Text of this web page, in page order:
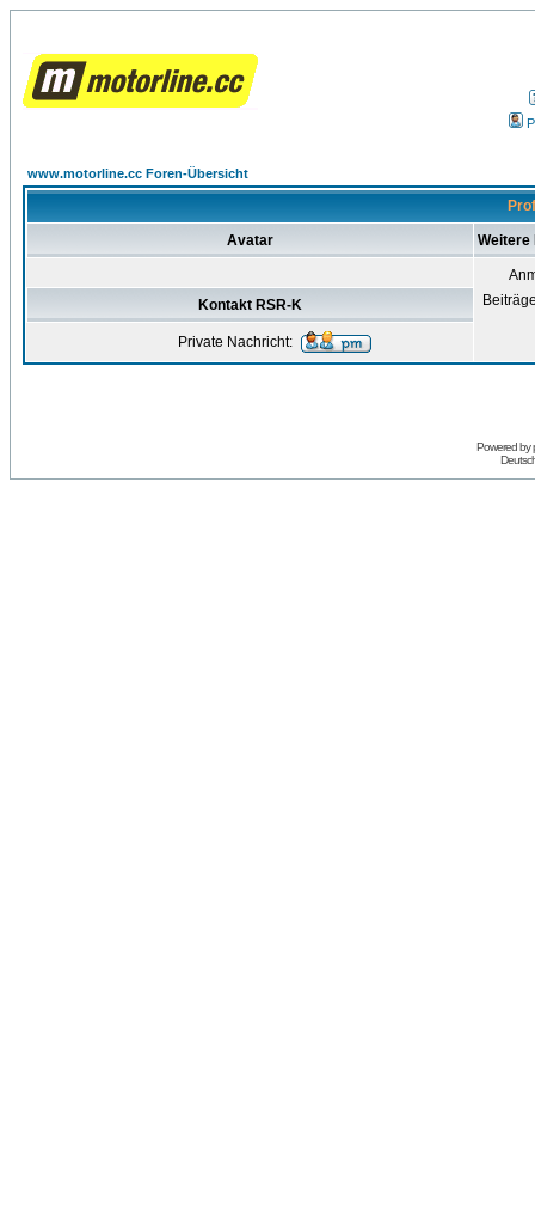
www.motorline.cc Foren-Übersicht
Avatar Weitere
Kontakt RSR-K
Private Nachricht:
Powered by